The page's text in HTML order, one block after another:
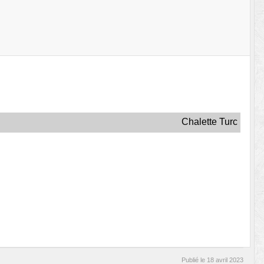
Chalette Turc
Publié le 18 avril 2023